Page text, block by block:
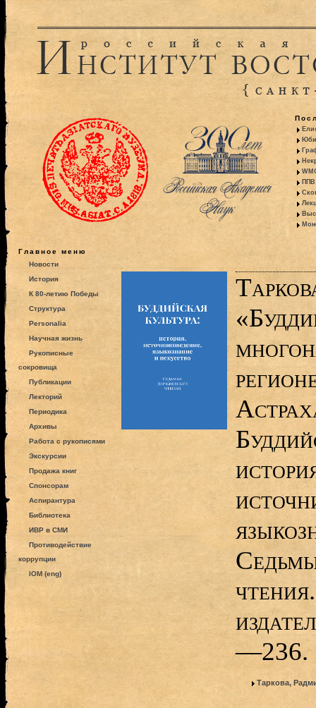
ППВ
Главное меню
Новости
История
К 80-летию Победы
Структура
Personalia
Научная жизнь
Рукописные
сокровища
Публикации
Лекторий
Периодика
Архивы
Работа с рукописями
Экскурсии
Продажа книг
Спонсорам
Аспирантура
Библиотека
ИВР в СМИ
Противодействие
коррупции
IOM (eng)
—236.
Таркова,